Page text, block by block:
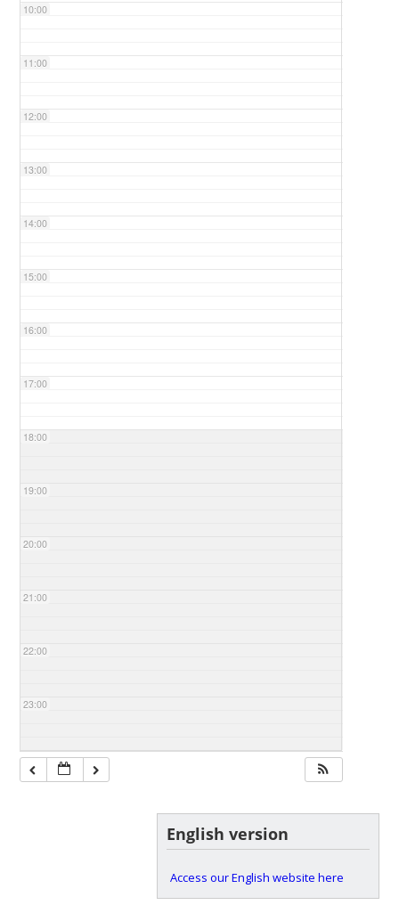
10:00
11:00
12:00
13:00
14:00
15:00
16:00
17:00
18:00
19:00
20:00
21:00
22:00
23:00
English version
Access our English website here